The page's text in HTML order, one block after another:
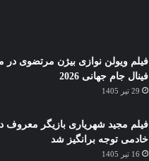
فیلم ویولن نوازی بیژن مرتضوی در
فینال جام جهانی 2026
29 تیر 1405
فیلم مجید شهریاری بازیگر معروف
خادمی توجه برانگیز شد
16 تیر 1405